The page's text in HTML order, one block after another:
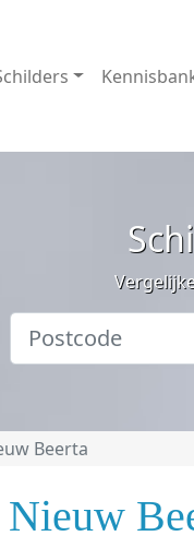
Beerta